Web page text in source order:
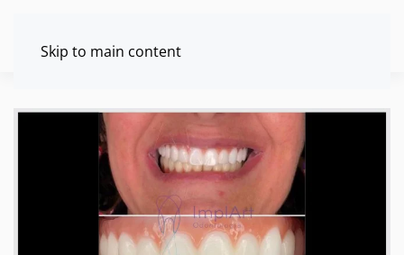
Skip to main content